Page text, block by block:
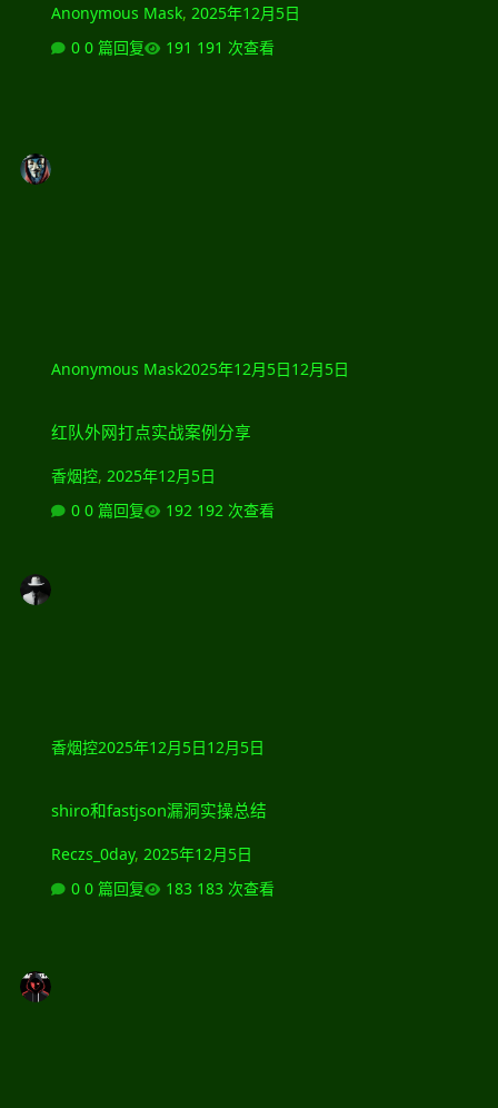
Anonymous Mask, 2025年12月5日
0 篇回复
191 次查看
Anonymous Mask2025年12月5日12月5日
红队外网打点实战案例分享
香烟控, 2025年12月5日
0 篇回复
192 次查看
香烟控2025年12月5日12月5日
shiro和fastjson漏洞实操总结
Reczs_0day, 2025年12月5日
0 篇回复
183 次查看